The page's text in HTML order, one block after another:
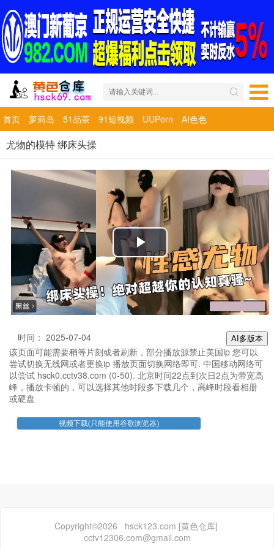
首页 萝莉岛 51品茶 91短视频 UUPorn AI色色
尤物的模特 绑床头操
AI多版本
时间： 2025-07-04
该页面可能需要稍等片刻或者刷新，部分播放源禁止美国ip 您可以
尝试切换无线网或者更换ip 播放页面切换网络即可. 中国移动网络可
以尝试 hsck0.cctv38.com (0-50). 北京时间22点到次日2点为带宽高
峰，播放卡顿的，可以选择其他时段多下载几个，高峰时段看相册
或硬盘
Copyright©2026 hsck123.com [黄色仓库]
cctv12306.com@gmail.com